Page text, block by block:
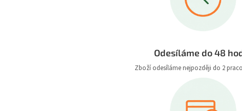
Odesíláme do 48
Zboží odesíláme nejpozději do 2